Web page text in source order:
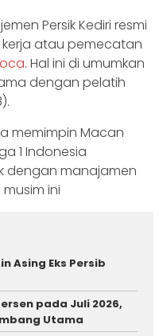
Persik Kediri resmi
atau pemecatan
. Hal ini di umumkan
dengan pelatih
memimpin Macan
1 Indonesia
dengan manajamen
ini
Asing Eks Persib
pada Juli 2026,
Utama